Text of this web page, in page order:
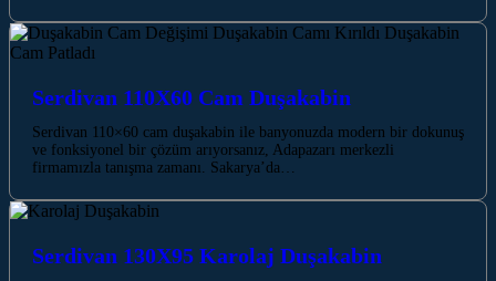
Serdivan 110X60 Cam Duşakabin
Serdivan 110×60 cam duşakabin ile banyonuzda modern bir dokunuş
ve fonksiyonel bir çözüm arıyorsanız, Adapazarı merkezli
firmamızla tanışma zamanı. Sakarya’da…
Serdivan 130X95 Karolaj Duşakabin